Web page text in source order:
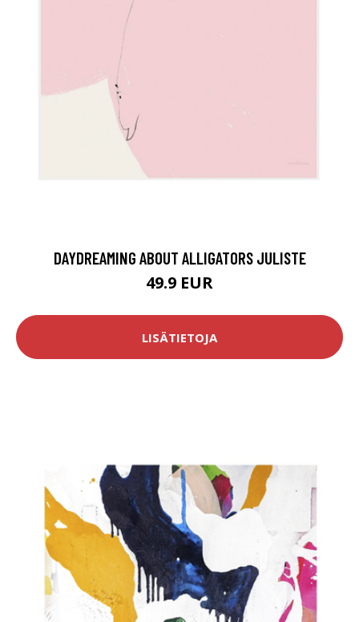
DAYDREAMING ABOUT ALLIGATORS JULISTE
49.9 EUR
LISÄTIETOJA